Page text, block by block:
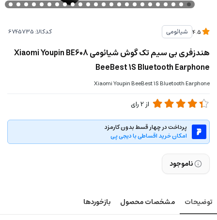
شیائومی کدکالا:
هندزفری بی سیم تک گوش شیائومی Xiaomi Youpin BE608
BeeBest 1S Bluetooth Earphone
Xiaomi Youpin BeeBest 1S Bluetooth Earphone
از2رای
پرداخت در چهار قسط بدون کارمزد
امکان خرید اقساطی با دیجی پی
ناموجود
توضیحات مشخصات محصول بازخوردها